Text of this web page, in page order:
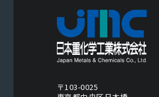
〒103-0025